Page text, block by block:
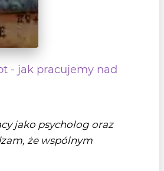
- jak pracujemy nad
jako psycholog oraz
że wspólnym